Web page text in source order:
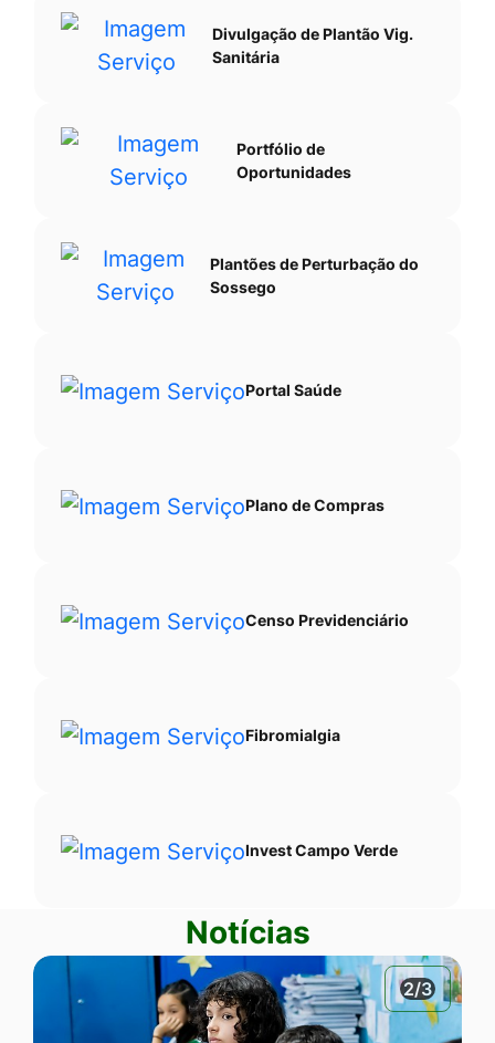
Divulgação de Plantão Vig.
Sanitária
Portfólio de
Oportunidades
Plantões de Perturbação do
Sossego
Portal Saúde
Plano de Compras
Censo Previdenciário
Fibromialgia
Invest Campo Verde
Notícias
2/3